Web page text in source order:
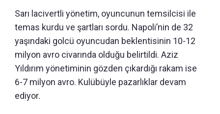
Sarı lacivertli yönetim, oyuncunun temsilcisi ile
temas kurdu ve şartları sordu. Napoli’nin de 32
yaşındaki golcü oyuncudan beklentisinin 10-12
milyon avro civarında olduğu belirtildi. Aziz
Yıldırım yönetiminin gözden çıkardığı rakam ise
6-7 milyon avro. Kulübüyle pazarlıklar devam
ediyor.